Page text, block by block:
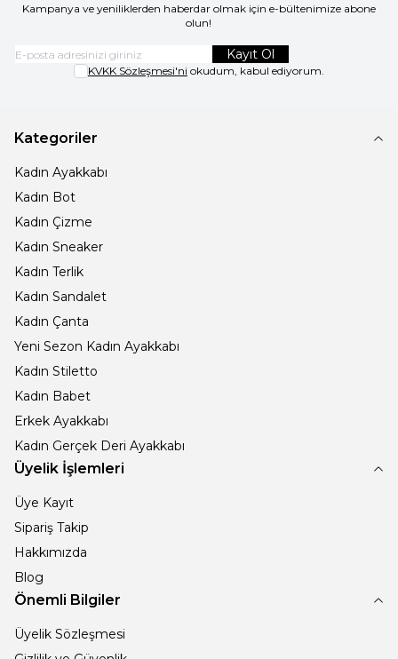
Kampanya ve yeniliklerden haberdar olmak için e-bültenimize abone
olun!
Kayıt Ol
KVKK Sözleşmesi'ni okudum, kabul ediyorum.
Kategoriler
Kadın Ayakkabı
Kadın Bot
Kadın Çizme
Kadın Sneaker
Kadın Terlik
Kadın Sandalet
Kadın Çanta
Yeni Sezon Kadın Ayakkabı
Kadın Stiletto
Kadın Babet
Erkek Ayakkabı
Kadın Gerçek Deri Ayakkabı
Üyelik İşlemleri
Üye Kayıt
Sipariş Takip
Hakkımızda
Blog
Önemli Bilgiler
Üyelik Sözleşmesi